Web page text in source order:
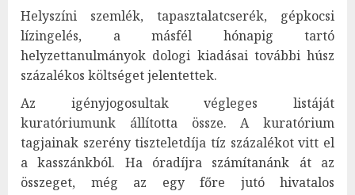
Helyszíni szemlék, tapasztalatcserék, gépkocsi
lízingelés, a másfél hónapig tartó
helyzettanulmányok dologi kiadásai további húsz
százalékos költséget jelentettek.
Az igényjogosultak végleges listáját
kuratóriumunk állította össze. A kuratórium
tagjainak szerény tiszteletdíja tíz százalékot vitt el
a kasszánkból. Ha óradíjra számítanánk át az
összeget, még az egy főre jutó hivatalos